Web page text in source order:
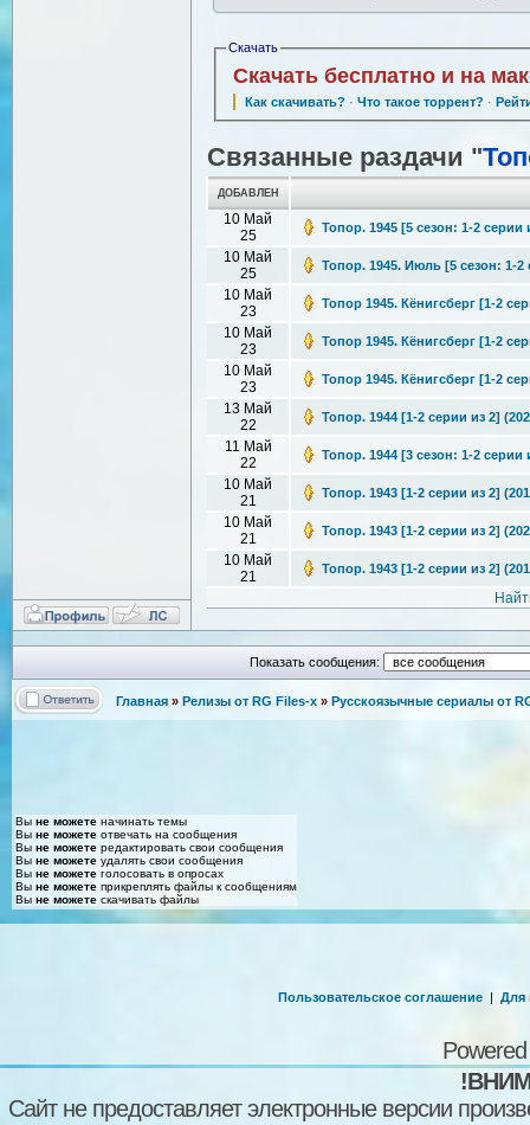
Скачать
Скачать бесплатно и на
Как скачивать? · Что такое торрент? ·
Связанные раздачи "
ДОБАВЛЕН
10 Май
25
Топор. 1945 [5 сезон: 1-2 серии
10 Май
25
Топор. 1945. Июль [5 сезон: 1-2
10 Май
23
Топор 1945. Кёнигсберг [1-2
10 Май
23
Топор 1945. Кёнигсберг [1-2
10 Май
23
Топор 1945. Кёнигсберг [1-2
13 Май
22
Топор. 1944 [1-2 серии из 2]
11 Май
22
Топор. 1944 [3 сезон: 1-2 серии
10 Май
21
Топор. 1943 [1-2 серии из 2]
10 Май
21
Топор. 1943 [1-2 серии из 2]
10 Май
21
Топор. 1943 [1-2 серии из 2]
Показать сообщения:
Главная » Релизы от RG Files-x » Русскоязычные сериалы от
Вы не можете начинать темы
Вы не можете отвечать на сообщения
Вы не можете редактировать свои сообщения
Вы не можете удалять свои сообщения
Вы не можете голосовать в опросах
Вы не можете прикреплять файлы к сообщениям
Вы не можете скачивать файлы
Пользовательское соглашение | Для
Сайт не предоставляет электронные версии